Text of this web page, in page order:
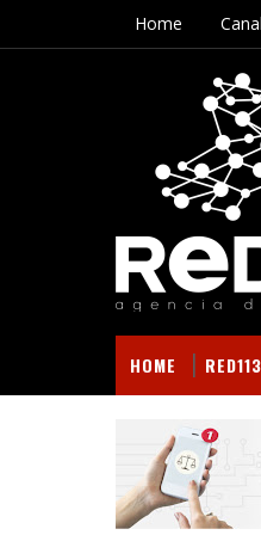
Home
HOME RED113